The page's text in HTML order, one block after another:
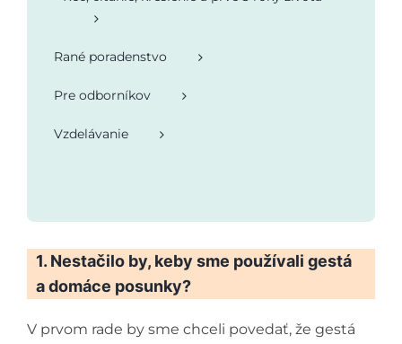
Rané poradenstvo
Pre odborníkov
Vzdelávanie
1. Nestačilo by, keby sme používali gestá
a domáce posunky?
V prvom rade by sme chceli povedať, že gestá